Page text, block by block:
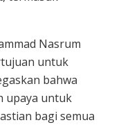
Nasrum
untuk
bahwa
upaya untuk
bagi semua